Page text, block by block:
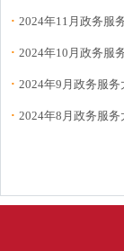
· 2024年11月政务服
· 2024年10月政务服
· 2024年9月政务服务
· 2024年8月政务服务